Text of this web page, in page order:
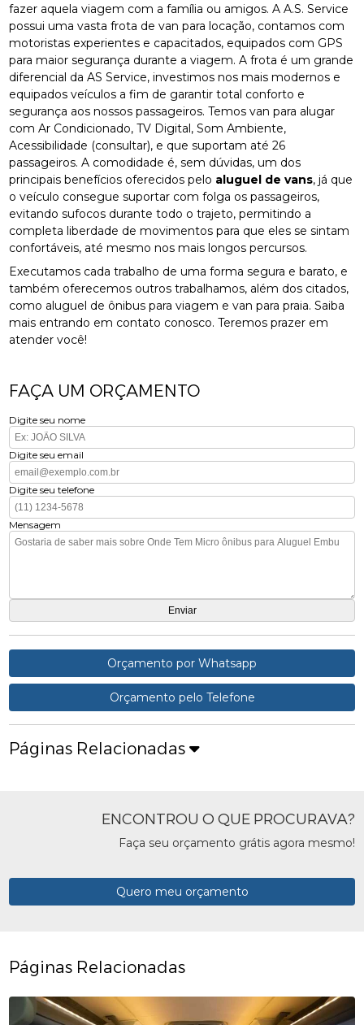
fazer aquela viagem com a família ou amigos. A A.S. Service
possui uma vasta frota de van para locação, contamos com
motoristas experientes e capacitados, equipados com GPS
para maior segurança durante a viagem. A frota é um grande
diferencial da AS Service, investimos nos mais modernos e
equipados veículos a fim de garantir total conforto e
segurança aos nossos passageiros. Temos van para alugar
com Ar Condicionado, TV Digital, Som Ambiente,
Acessibilidade (consultar), e que suportam até 26
passageiros. A comodidade é, sem dúvidas, um dos
principais benefícios oferecidos pelo aluguel de vans, já que
o veículo consegue suportar com folga os passageiros,
evitando sufocos durante todo o trajeto, permitindo a
completa liberdade de movimentos para que eles se sintam
confortáveis, até mesmo nos mais longos percursos.
Executamos cada trabalho de uma forma segura e barato, e
também oferecemos outros trabalhamos, além dos citados,
como aluguel de ônibus para viagem e van para praia. Saiba
mais entrando em contato conosco. Teremos prazer em
atender você!
FAÇA UM ORÇAMENTO
Digite seu nome
Digite seu email
Digite seu telefone
Mensagem
Orçamento por Whatsapp
Orçamento pelo Telefone
Páginas Relacionadas
ENCONTROU O QUE PROCURAVA?
Faça seu orçamento grátis agora mesmo!
Quero meu orçamento
Páginas Relacionadas